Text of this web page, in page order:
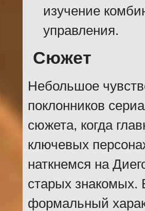
изучение
управления.
Сюжет
Небольшое
поклонников
сюжета, когда
ключевых
наткнемся на
старых знакомых.
формальный